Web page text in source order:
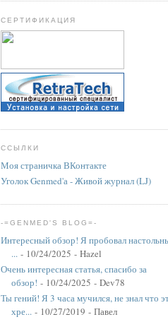
СЕРТИФИКАЦИЯ
ССЫЛКИ
Моя страничка ВКонтакте
Уголок Genmed'а - Живой журнал (LJ)
-=GENMED'S BLOG=-
Интересный обзор! Я пробовал
...- 10/24/2025 - Hazel
Очень интересная статья, спасибо за
обзор! - 10/24/2025 - Dev78
Ты гений! Я 3 часа мучился, не знал что
хре...- 10/27/2019 - Павел